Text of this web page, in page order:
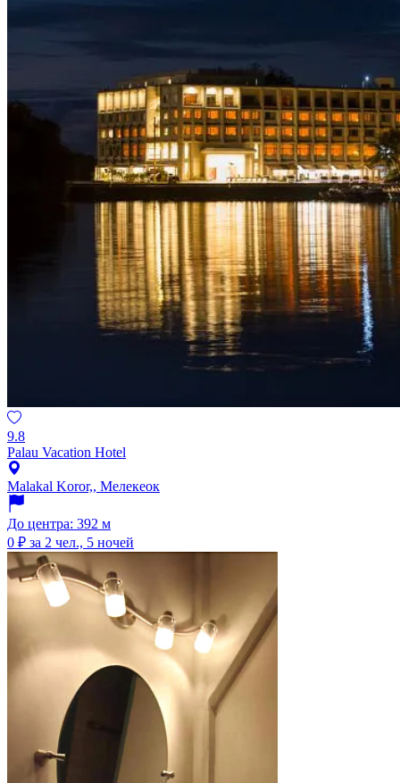
9.8
Palau Vacation Hotel
Malakal Koror,, Мелекеок
До центра: 392 м
0 ₽ за 2 чел., 5 ночей